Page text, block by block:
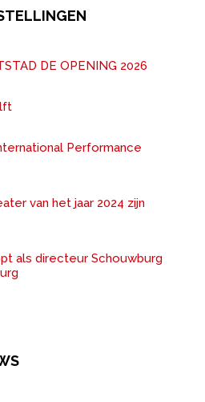
DE OPENING 2026
Performance
van het jaar 2024 zijn
als directeur Schouwburg